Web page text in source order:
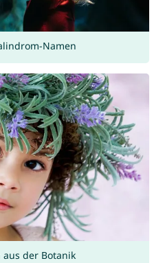
Namen
der Botanik